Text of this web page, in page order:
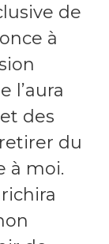
de
à
l’aura
des
du
à moi.